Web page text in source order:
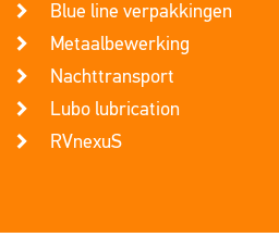
Blue line verpakkingen
Metaalbewerking
Nachttransport
Lubo lubrication
RVnexuS